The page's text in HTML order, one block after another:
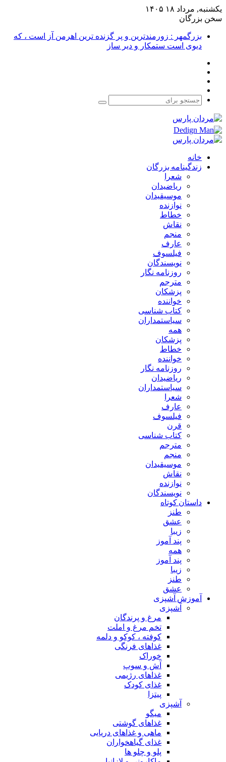
یکشنبه, مرداد ۱۸ ۱۴۰۵
سخن بزرگان
بزرگمهر : زورمندترین و پر گزنده ترین اهرمن آز است ، که
دیوی است ستمکار و دیر ساز
جستجو
خانه
زندگینامه بزرگان
شعرا
ریاضیدان
موسیقیدان
نوازنده
خطاط
نقاش
منجم
عارف
فیلسوف
نویسندگان
روزنامه نگار
مترجم
پزشکان
خواننده
کتاب شناسی
سیاستمداران
همه
پزشکان
خطاط
خواننده
روزنامه نگار
ریاضیدان
سیاستمداران
شعرا
عارف
فیلسوف
قرن
کتاب شناسی
مترجم
منجم
موسیقیدان
نقاش
نوازنده
نویسندگان
داستان کوتاه
طنز
عشق
زیبا
پند آموز
همه
پند آموز
زیبا
طنز
عشق
آموزش آشپزی
آشپزی
مرغ و پرندگان
تخم مرغ و املت
کوفته ، کوکو و دلمه
غذاهای فرنگی
خوراک
آش و سوپ
غذاهای رژیمی
غذای کودک
پیتزا
آشپزی
میگو
غذاهای گوشتی
ماهی و غذاهای دریایی
غذای گیاهخواران
پلو و چلو ها